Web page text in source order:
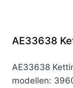
AE33638
AE33638
modellen: